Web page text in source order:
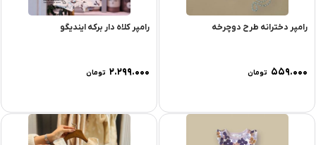
رامپر دخترانه طرح دوچرخه
۵۵۹.۰۰۰ تومان
رامپر کلاه دار برکه ایندیگو
۲.۲۹۹.۰۰۰ تومان